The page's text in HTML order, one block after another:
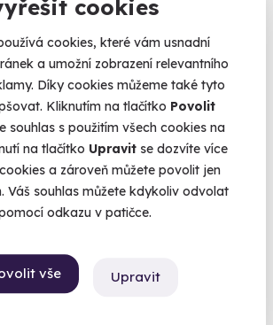
cookies
cookies, které vám usnadní
a umožní zobrazení relevantního
Díky cookies můžeme také tyto
Kliknutím na tlačítko Povolit
souhlas s použitím všech cookies na
na tlačítko Upravit se dozvíte více
a zároveň můžete povolit jen
Váš souhlas můžete kdykoliv odvolat
odkazu v patičce.
vše Upravit